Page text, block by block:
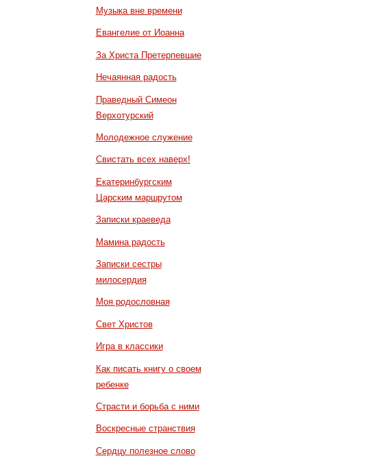
Музыка вне времени
Евангелие от Иоанна
За Христа Претерпевшие
Нечаянная радость
Праведный Симеон
Верхотурский
Молодежное служение
Свистать всех наверх!
Екатеринбургским
Царским маршрутом
Записки краеведа
Мамина радость
Записки сестры
милосердия
Моя родословная
Свет Христов
Игра в классики
Как писать книгу о своем
ребенке
Страсти и борьба с ними
Воскресные странствия
Сердцу полезное слово